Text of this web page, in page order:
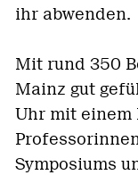
ihr abwenden.
Mit rund 350
Mainz gut
Uhr mit einem
Symposiums